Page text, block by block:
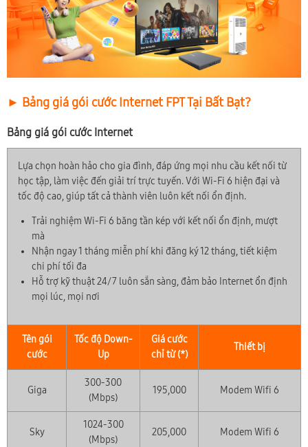
► Bảng giá gói cước Internet FPT Tại Bất Bạt?
Bảng giá gói cước Internet
Lựa chọn hoàn hảo cho gia đình, đáp ứng mọi nhu cầu kết nối từ
học tập, làm việc đến giải trí trực tuyến. Với Wi-Fi 6 hiện đại và
tốc độ cao, giúp tất cả thành viên luôn kết nối ổn định.
Trải nghiệm Wi-Fi 6 băng tần kép với kết nối ổn định, mượt
mà
Nhận ngay 1 tháng miễn phí khi đăng ký 12 tháng, tiết kiệm
chi phí tối đa
Hỗ trợ kỹ thuật 24/7 luôn sẵn sàng, đảm bảo Internet ổn định
mọi lúc, mọi nơi
Tên gói
cước
Tốc độ Down-
Up
Giá cước
chỉ từ (*)
Thiết bị
Giga
300-300
(Mbps)
195,000 Modem Wifi 6
Sky
1024-300
(Mbps)
205,000 Modem Wifi 6